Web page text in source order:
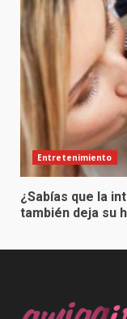
Entretenimiento
¿Sabías que la
también deja su